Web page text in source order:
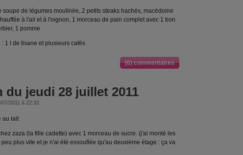
soupe de légumes moulinée, 2 petits steaks hachés, macédoine
à l'ail et à l'oignon, 1 morceau de pain complet avec 1 bon
1 pomme
1 l de tisane et plusieurs cafés
(0) commentaires
du jeudi 28 juillet 2011
07/2011 à 22:32
au lait
zaza (la fille cadette) avec 1 morceau de sucre. (j'ai monté les
plus vite et je n'ai été essouflée qu'au deuxième étage : ça va